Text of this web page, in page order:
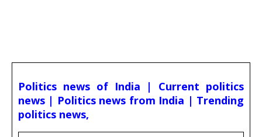
Politics news of India | Current politics
news | Politics news from India | Trending
politics news,